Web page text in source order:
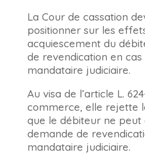
La Cour de cassation
positionner sur les
acquiescement du
de revendication en cas
mandataire judiciaire.
Au visa de l’article L.
commerce, elle rejette
que le débiteur ne peut
demande de
mandataire judiciaire.